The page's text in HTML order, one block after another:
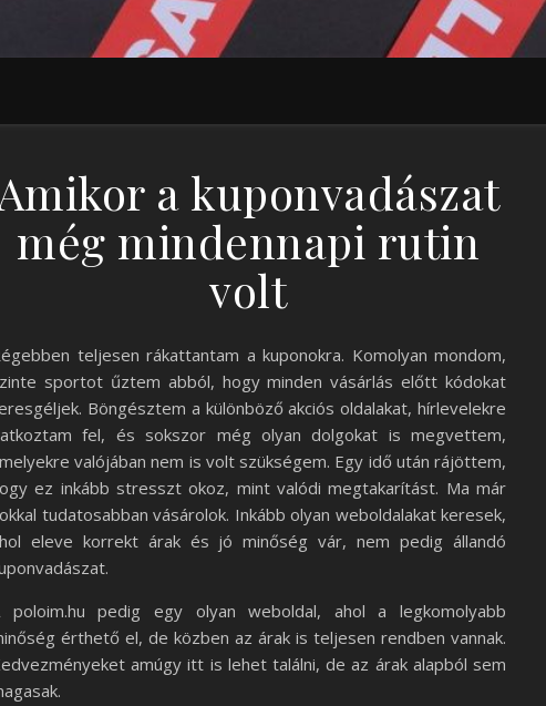
a kuponvadászat
még mindennapi rutin
volt
teljesen rákattantam a kuponokra. Komolyan mondom,
sportot űztem abból, hogy minden vásárlás előtt kódokat
Böngésztem a különböző akciós oldalakat, hírlevelekre
fel, és sokszor még olyan dolgokat is megvettem,
valójában nem is volt szükségem. Egy idő után rájöttem,
ez inkább stresszt okoz, mint valódi megtakarítást. Ma már
tudatosabban vásárolok. Inkább olyan weboldalakat keresek,
eleve korrekt árak és jó minőség vár, nem pedig állandó
poloim.hu pedig egy olyan weboldal, ahol a legkomolyabb
érthető el, de közben az árak is teljesen rendben vannak.
amúgy itt is lehet találni, de az árak alapból sem